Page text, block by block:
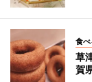
食べ
草
賀